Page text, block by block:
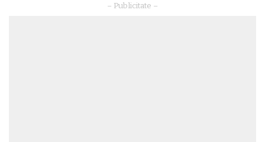
– Publicitate –